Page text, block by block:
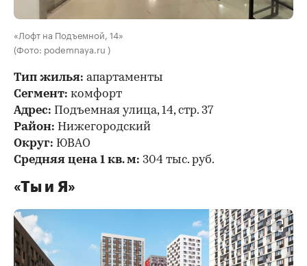
«Лофт на Подъемной, 14»
(Фото: podemnaya.ru )
Тип жилья: апартаменты
Сегмент: комфорт
Адрес: Подъемная улица, 14, стр. 37
Район: Нижегородский
Округ: ЮВАО
Средняя цена 1 кв. м: 304 тыс. руб.
«Ты и Я»